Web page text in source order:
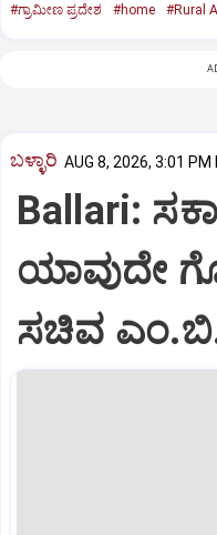
#ಗ್ರಾಮೀಣ ಪ್ರದೇಶ #home #Rural
ಬಳ್ಳಾರಿ AUG 8, 2026, 3:01 PM
Ballari:
ಯಾವುದೇ
ಸಚಿವ